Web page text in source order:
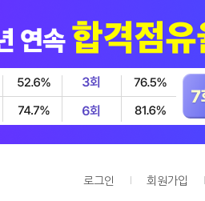
로그인 회원가입